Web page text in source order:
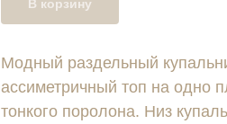
В корзину
Модный раздельный
ассиметричный топ на одно
тонкого поролона. Низ